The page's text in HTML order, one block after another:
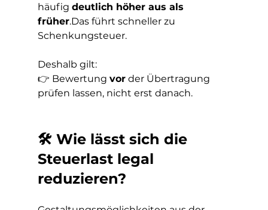
häufig deutlich höher aus als
früher.Das führt schneller zu
Schenkungsteuer.
Deshalb gilt:
👉 Bewertung vor der Übertragung
prüfen lassen, nicht erst danach.
🛠️ Wie lässt sich die
Steuerlast legal
reduzieren?